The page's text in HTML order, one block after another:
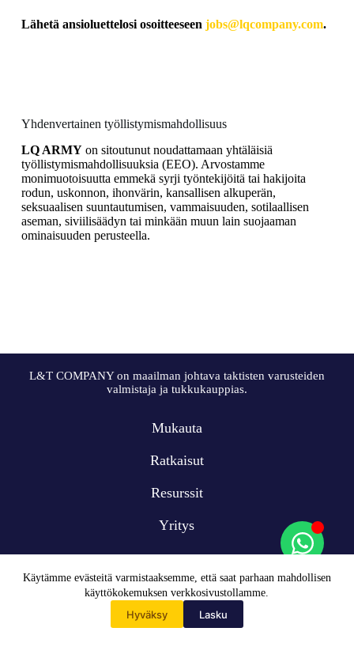
Käytämme evästeitä varmistaaksemme, että saat parhaan mahdollisen
käyttökokemuksen verkkosivustollamme.
Hyväksy Lasku
Lähetä ansioluettelosi osoitteeseen jobs@lqcompany.com.
Yhdenvertainen työllistymismahdollisuus
LQ ARMYon sitoutunut noudattamaan yhtäläisiä
työllistymismahdollisuuksia (EEO). Arvostamme
monimuotoisuutta emmekä syrji työntekijöitä tai hakijoita
rodun, uskonnon, ihonvärin, kansallisen alkuperän,
seksuaalisen suuntautumisen, vammaisuuden, sotilaallisen
aseman, siviilisäädyn tai minkään muun lain suojaaman
ominaisuuden perusteella.
L&T COMPANY on maailman johtava taktisten varusteiden
valmistaja ja tukkukauppias.
Mukauta
Ratkaisut
Resurssit
Yritys
Tekijänoikeus © 2009-2024 L&T COMPANY Co, Ltd. Kaikki